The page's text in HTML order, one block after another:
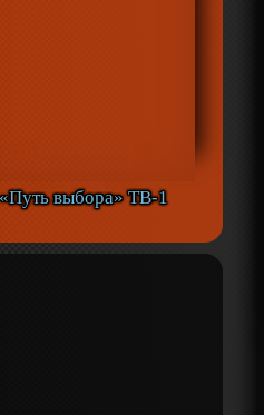
«Путь выбора» ТВ-1